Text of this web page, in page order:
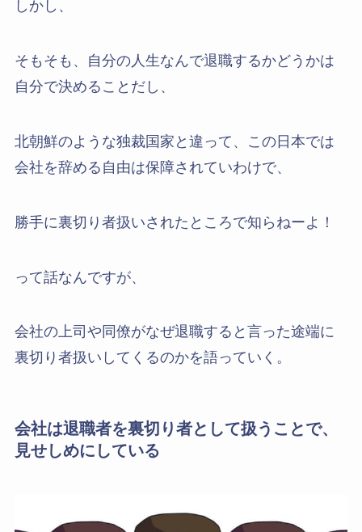
しかし、
そもそも、自分の人生なんで退職するかどうかは
自分で決めることだし、
北朝鮮のような独裁国家と違って、この日本では
会社を辞める自由は保障されていわけで、
勝手に裏切り者扱いされたところで知らねーよ！
って話なんですが、
会社の上司や同僚がなぜ退職すると言った途端に
裏切り者扱いしてくるのかを語っていく。
会社は退職者を裏切り者として扱うことで、
見せしめにしている